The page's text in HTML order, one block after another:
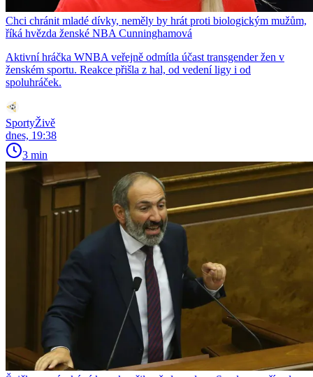
Chci chránit mladé dívky, neměly by hrát proti biologickým mužům,
říká hvězda ženské NBA Cunninghamová
Aktivní hráčka WNBA veřejně odmítla účast transgender žen v
ženském sportu. Reakce přišla z hal, od vedení ligy i od
spoluhráček.
SportyŽivě
dnes, 19:38
3 min